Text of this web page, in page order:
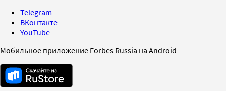
Telegram
ВКонтакте
YouTube
Мобильное приложение Forbes Russia на Android